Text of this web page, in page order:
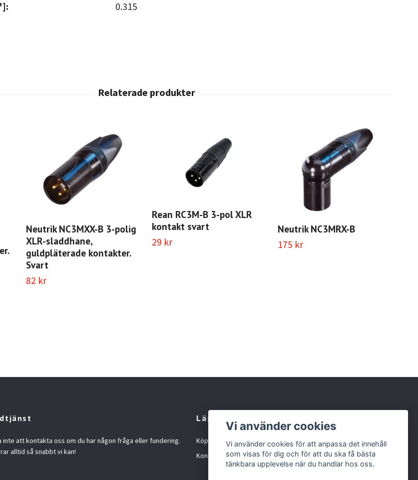
0.315
Neutrik NC3MXX-B 3-polig
XLR-sladdhane,
guldpläterade kontakter.
Svart
82 kr
Rean RC3M-B 3-pol XLR
kontakt svart
29 kr
Neutrik NC3MRX-B
175 kr
inte att kontakta oss om du har någon fråga eller fundering.
alltid så snabbt vi kan!
Läs mer
Köpvillkor
Kontakt
Vi använder cookies
Vi använder cookies för att anpassa det innehåll
som visas för dig och för att du ska få bästa
tänkbara upplevelse när du handlar hos oss.